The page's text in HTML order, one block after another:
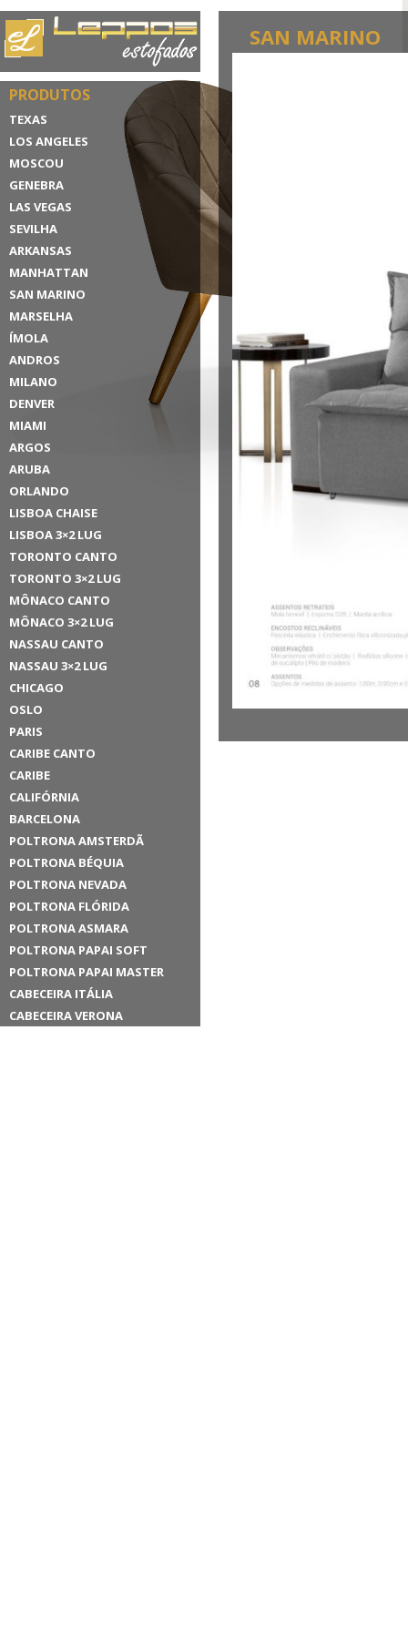
PRODUTOS
TEXAS
LOS ANGELES
MOSCOU
GENEBRA
LAS VEGAS
SEVILHA
ARKANSAS
MANHATTAN
SAN MARINO
MARSELHA
ÍMOLA
ANDROS
MILANO
DENVER
MIAMI
ARGOS
ARUBA
ORLANDO
LISBOA CHAISE
LISBOA 3×2 LUG
TORONTO CANTO
TORONTO 3×2 LUG
MÔNACO CANTO
MÔNACO 3×2 LUG
NASSAU CANTO
NASSAU 3×2 LUG
CHICAGO
OSLO
PARIS
CARIBE CANTO
CARIBE
CALIFÓRNIA
BARCELONA
POLTRONA AMSTERDÃ
POLTRONA BÉQUIA
POLTRONA NEVADA
POLTRONA FLÓRIDA
POLTRONA ASMARA
POLTRONA PAPAI SOFT
POLTRONA PAPAI MASTER
CABECEIRA ITÁLIA
CABECEIRA VERONA
SAN MARINO